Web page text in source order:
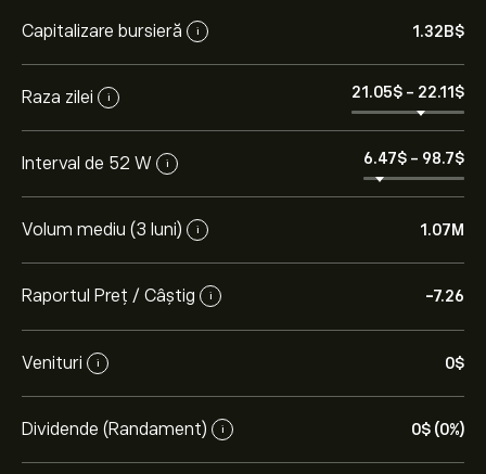
Capitalizare bursieră i 1.32B‎$‎
Raza zilei i 21.05‎$‎ - 22.11‎$‎
Interval de 52 W i 6.47‎$‎ - 98.7‎$‎
Volum mediu (3 luni) i 1.07M
Raportul Preț / Câștig i -7.26
Venituri i 0‎$‎
Dividende (Randament) i 0‎$‎ (0%)